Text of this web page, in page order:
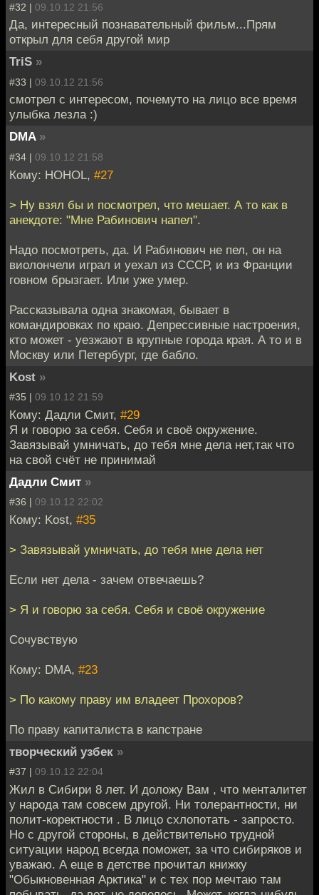
#32 | 09.10.12 21:56
Да, интересный познавательный фильм...Прям
открыл для себя другой мир
TriS »
#33 | 09.10.12 21:56
смотрел с интересом, почемуто на лицо все время
улыбка лезла :)
DMA »
#34 | 09.10.12 21:58
Кому: HOHOL, #27
> Ну взял бы и посмотрел, что мешает. А то как в
анекдоте: "Мне Рабинович напел".
Надо посмотреть, да. И Рабинович не пел, он на
виолончели играл и уехал из СССР, и из Франции
говном брызгает. Или уже умер.
Рассказывала одна знакомая, бывает в
командировках по краю. Депрессивные настроения,
кто может - уезжают в крупные города края. А то и в
Москву или Петербург, где бабло.
Kost »
#35 | 09.10.12 21:59
Кому: Дадли Смит, #29
Я и говорю за себя. Себя и своё окружение.
Завязывай умничать, до тебя мне дела нет,так что
на свой счёт не принимай
Дадли Смит »
#36 | 09.10.12 22:02
Кому: Kost, #35
> Завязывай умничать, до тебя мне дела нет
Если нет дела - зачем отвечаешь?
> Я и говорю за себя. Себя и своё окружение
Сочувствую
Кому: DMA, #23
> По какому праву им владеет Прохоров?
По праву капиталиста в капстране
творческий узбек »
#37 | 09.10.12 22:04
Жил в Сибири 8 лет. И доложу Вам , что менталитет
у народа там совсем другой. Ни толерантности, ни
полит-коректности . В лицо схлопотать - запросто.
Но с другой стороны, в действительно трудной
ситуации народ всегда поможет, за что сибиряков и
уважаю. А еще в детстве прочитал книжку
"Обыкновенная Арктика" и с тех пор мечтаю там